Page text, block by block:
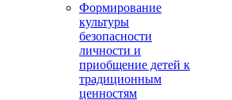
Формирование
культуры
безопасности
личности и
приобщение детей к
традиционным
ценностям